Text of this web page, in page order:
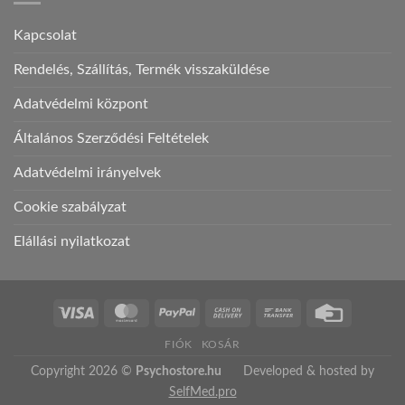
Kapcsolat
Rendelés, Szállítás, Termék visszaküldése
Adatvédelmi központ
Általános Szerződési Feltételek
Adatvédelmi irányelvek
Cookie szabályzat
Elállási nyilatkozat
Visa MasterCardPayPal
Cash
Bank
FIÓK KOSÁR
Copyright 2026 © Psychostore.hu Developed & hosted by
SelfMed.pro